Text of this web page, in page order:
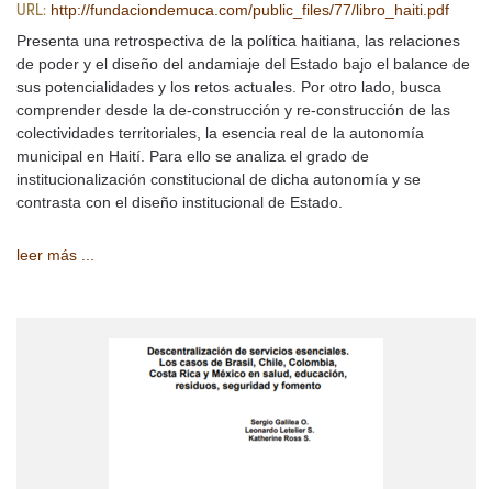
URL: http://fundaciondemuca.com/public_files/77/libro_haiti.pdf
Presenta una retrospectiva de la política haitiana, las relaciones
de poder y el diseño del andamiaje del Estado bajo el balance de
sus potencialidades y los retos actuales. Por otro lado, busca
comprender desde la de-construcción y re-construcción de las
colectividades territoriales, la esencia real de la autonomía
municipal en Haití. Para ello se analiza el grado de
institucionalización constitucional de dicha autonomía y se
contrasta con el diseño institucional de Estado.
leer más ...